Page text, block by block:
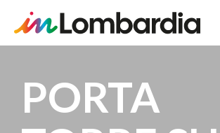
contentPORTA